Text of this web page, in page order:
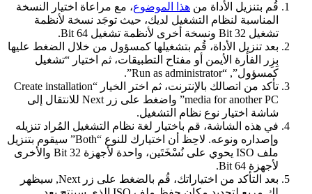
قُم بتنزيل الأداة منهذا الموضوع، مع مراعاة اختيار النسخة
المناسبة لنظام التشغيل لديك، حيث توجَد نسخة لأنظمة
تشغيل 32 Bit ونسخة أخرى لأنظمة تشغيل 64 Bit.
بعد تنزيل الأداة، قُم بتشغيلها كمسؤول من خلال الضغط عليها
بِزِر الفأرة الأيمن أو مفتاح التطبيقات، ثم اختيار “تشغيل
كمسؤول”, “Run as administrator”.
تأكد من اتصالك بالإنترنت، ثم اختر الخيار “Create installation
media for another PC” واضغط على زر Next للانتقال إلى
شاشة اختيار نوع نظام التشغيل.
في هذه الشاشة، قم باختيار لغة نظام التشغيل المُراد تنزيله
وإصداره ونوعه. لاحِظ أن اختيارك للنوع “Both” سيقوم بتنزيل
ملف ISO يحوي على نُسْخَتَين، واحدة لأجهزة 32 Bit والأخرى
لأجهزة 64 Bit.
بعد التأكد من اختياراتك، قُم بالضغط على زر Next, سيظهر